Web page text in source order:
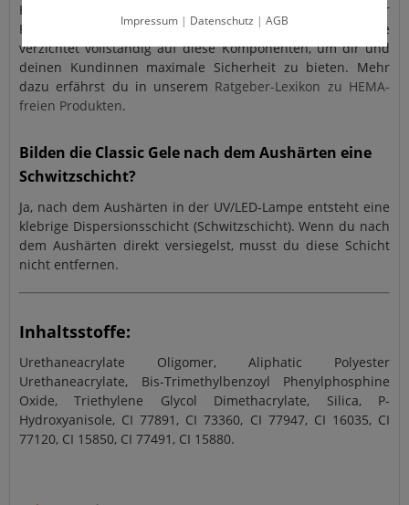
HEMA und Di-HEMA sind Stoffe, die sehr häufig für
Kontaktallergien verantwortlich sind. Unsere Classic Linie
verzichtet vollständig auf diese Komponenten, um dir und
deinen Kundinnen maximale Sicherheit zu bieten. Mehr
dazu erfährst du in unserem Ratgeber-Lexikon zu HEMA-
freien Produkten.
Bilden die Classic Gele nach dem Aushärten eine
Schwitzschicht?
Ja, nach dem Aushärten in der UV/LED-Lampe entsteht eine
klebrige Dispersionsschicht (Schwitzschicht). Wenn du nach
dem Aushärten direkt versiegelst, musst du diese Schicht
nicht entfernen.
Inhaltsstoffe:
Urethaneacrylate Oligomer, Aliphatic Polyester
Urethaneacrylate, Bis-Trimethylbenzoyl Phenylphosphine
Oxide, Triethylene Glycol Dimethacrylate, Silica, P-
Hydroxyanisole, CI 77891, CI 73360, CI 77947, CI 16035, CI
77120, CI 15850, CI 77491, CI 15880.
Impressum | Datenschutz | AGB